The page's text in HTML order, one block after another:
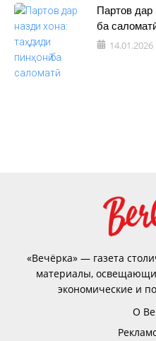
Партов дар
ба
14.01.2026
«Вечёрка» — газета
материалы,
экономические и
О